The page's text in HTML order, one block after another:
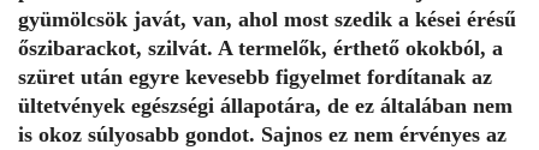
gyümölcsök javát, van, ahol most szedik a kései érésű
őszibarackot, szilvát. A termelők, érthető okokból, a
szüret után egyre kevesebb figyelmet fordítanak az
ültetvények egészségi állapotára, de ez általában nem
is okoz súlyosabb gondot. Sajnos ez nem érvényes az